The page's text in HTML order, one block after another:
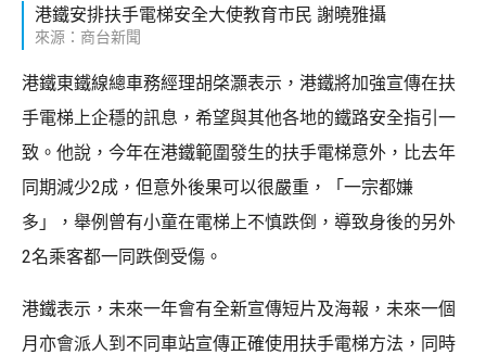
港鐵安排扶手電梯安全大使教育市民 謝曉雅攝
來源：商台新聞
港鐵東鐵線總車務經理胡棨灝表示，港鐵將加強宣傳在扶
手電梯上企穩的訊息，希望與其他各地的鐵路安全指引一
致。他說，今年在港鐵範圍發生的扶手電梯意外，比去年
同期減少2成，但意外後果可以很嚴重，「一宗都嫌
多」，舉例曾有小童在電梯上不慎跌倒，導致身後的另外
2名乘客都一同跌倒受傷。
港鐵表示，未來一年會有全新宣傳短片及海報，未來一個
月亦會派人到不同車站宣傳正確使用扶手電梯方法，同時